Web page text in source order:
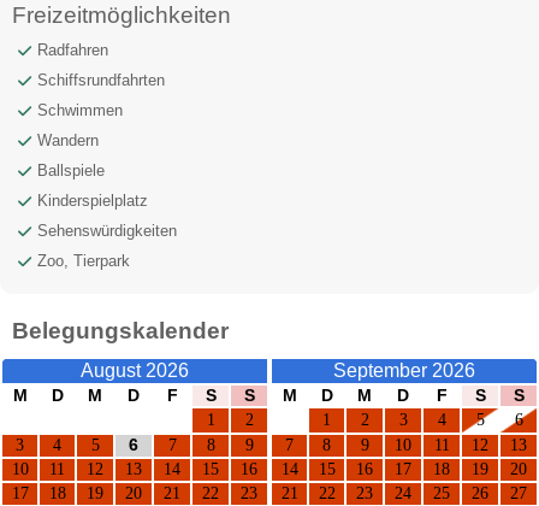
Freizeitmöglichkeiten
Radfahren
Schiffsrundfahrten
Schwimmen
Wandern
Ballspiele
Kinderspielplatz
Sehenswürdigkeiten
Zoo, Tierpark
Belegungskalender
August 2026
M D M D F S
S
1
2
3
4 5 6 7 8
9
10
11 12 13 14 15
16
17
18 19 20 21 22
23
September 2026
M D M D F S
S
1
2 3 4 5
6
7
8 9 10 11 12
13
14
15 16 17 18 19
20
21
22 23 24 25 26
27